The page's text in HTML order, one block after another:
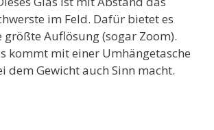
im Feld. Dafür bietet es
größte Auflösung (sogar Zoom).
kommt mit einer Umhängetasche
dem Gewicht auch Sinn macht.